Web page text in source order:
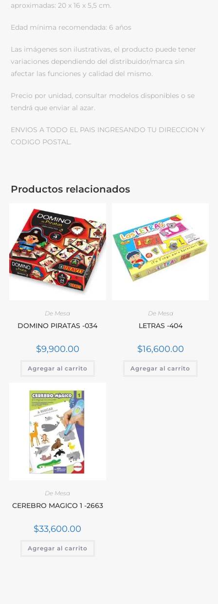
aproximadas: 20 x 16 x 5,5 cm.
Edad mínima recomendada: 6 años
Las imágenes son ilustrativas, el producto puede tener
variaciones dependiendo del distribuidor/marca sin
afectar las funciones y calidad del mismo.
Precio por unidad, consultar modelos disponibles o se
tendrá que enviar al azar.
ENVIOS A TODO EL PAIS INGRESANDO TU DIRECCION Y
CODIGO POSTAL.
Productos relacionados
De Mesa
DOMINO PIRATAS -034
$9,900.00
Agregar al carrito
De Mesa
LETRAS -404
$16,600.00
Agregar al carrito
De Mesa
CEREBRO MAGICO 1 -2663
$33,600.00
Agregar al carrito